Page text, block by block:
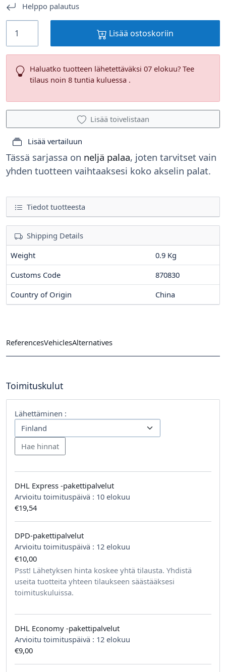
Tässä sarjassa on neljä palaa, joten tarvitset vain
yhden tuotteen vaihtaaksesi koko akselin palat.
Tiedot tuotteesta
Shipping Details
Weight
0.9 Kg
Customs Code
870830
Country of Origin
China
Helppo palautus
Lisää ostoskoriin
Haluatko tuotteen lähetettäväksi 07 elokuu? Tee
tilaus noin 8 tuntia kuluessa .
Lisää toivelistaan
Lisää vertailuun
ReferencesVehiclesAlternatives
Toimituskulut
Lähettäminen :
DHL Express -pakettipalvelut
Arvioitu toimituspäivä : 10 elokuu
€19,54
DPD-pakettipalvelut
Arvioitu toimituspäivä : 12 elokuu
€10,00
Psst! Lähetyksen hinta koskee yhtä tilausta. Yhdistä
useita tuotteita yhteen tilaukseen säästääksesi
toimituskuluissa.
DHL Economy -pakettipalvelut
Arvioitu toimituspäivä : 12 elokuu
€9,00